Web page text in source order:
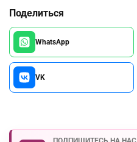
Поделиться
WhatsApp
VK